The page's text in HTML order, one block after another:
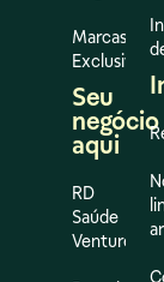
Marcas
Exclusivas
Seu
negócio
aqui
RD
Saúde
Ventures